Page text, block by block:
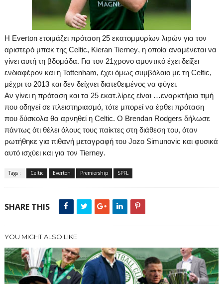
H Everton ετοιμάζει πρόταση 25 εκατομμυρίων λιρών για τον
αριστερό μπακ της Celtic, Kieran Tierney, η οποία αναμένεται να
γίνει αυτή τη βδομάδα. Για τον 21χρονο αμυντικό έχει δείξει
ενδιαφέρον και η Tottenham, έχει όμως συμβόλαιο με τη Celtic,
μέχρι το 2013 και δεν δείχνει διατεθειμένος να φύγει.
Αν γίνει η πρόταση και τα 25 εκατ.λίρες είναι …εναρκτήρια τιμή
που οδηγεί σε πλειστηριασμό, τότε μπορεί να έρθει πρόταση
που δύσκολα θα αρνηθεί η Celtic. O Brendan Rodgers δήλωσε
πάντως ότι θέλει όλους τους παίκτες στη διάθεση του, όταν
ρωτήθηκε για πιθανή μεταγραφή του Jozo Simunovic και φυσικά
αυτό ισχύει και για τον Tierney.
Tags : Celtic Everton Premiership SPFL
SHARE THIS
YOU MIGHT ALSO LIKE